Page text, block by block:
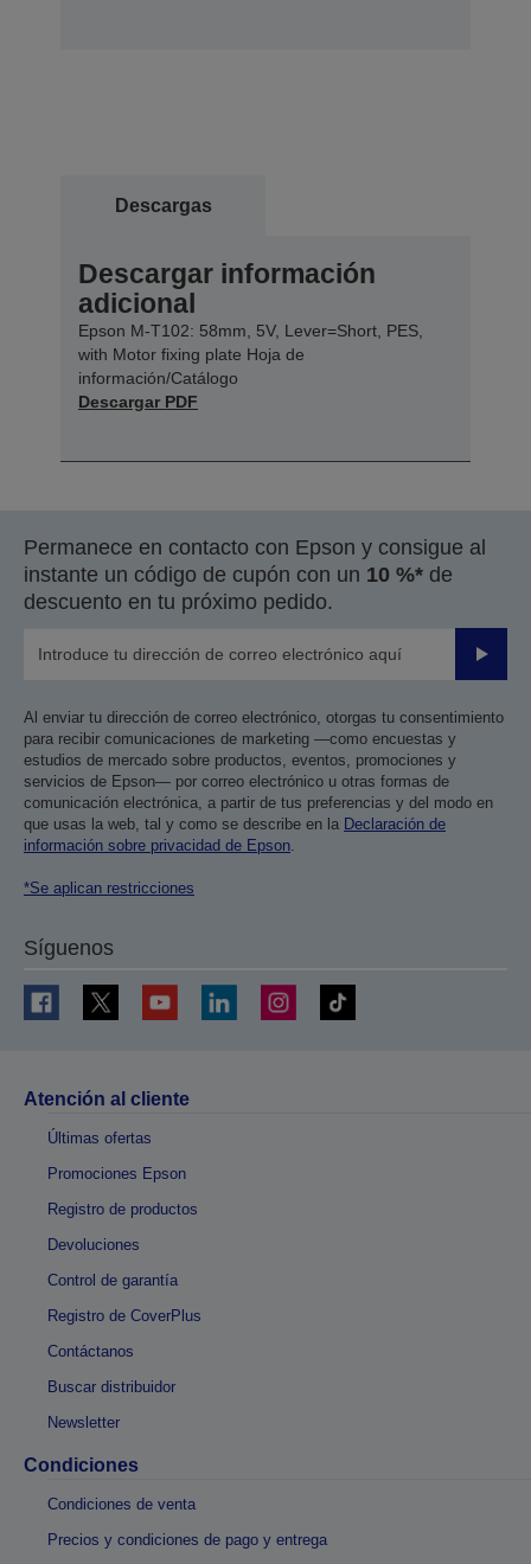
Descargas
Descargar información
adicional
Epson M-T102: 58mm, 5V, Lever=Short, PES,
with Motor fixing plate Hoja de
información/Catálogo
Descargar PDF
Permanece en contacto con Epson y consigue al
instante un código de cupón con un 10 %* de
descuento en tu próximo pedido.
Enviar
Al enviar tu dirección de correo electrónico, otorgas tu consentimiento
para recibir comunicaciones de marketing —como encuestas y
estudios de mercado sobre productos, eventos, promociones y
servicios de Epson— por correo electrónico u otras formas de
comunicación electrónica, a partir de tus preferencias y del modo en
que usas la web, tal y como se describe en la Declaración de
información sobre privacidad de Epson
*Se aplican restricciones
Síguenos
Atención al cliente
Últimas ofertas
Promociones Epson
Registro de productos
Devoluciones
Control de garantía
Registro de CoverPlus
Contáctanos
Buscar distribuidor
Newsletter
Condiciones
Condiciones de venta
Precios y condiciones de pago y entrega